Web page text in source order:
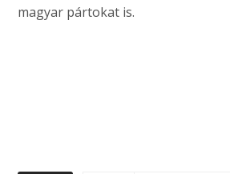
magyar pártokat is.